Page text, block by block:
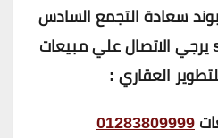
سعادة التجمع السادس
sa’ada 6th Settlement يرجي الاتصال علي مبيعات
العقاري :
01283809999